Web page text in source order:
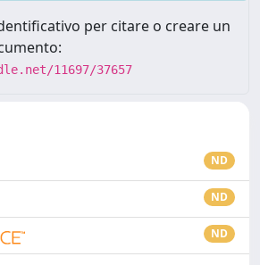
per citare o creare un
11697/37657
ND
ND
ND